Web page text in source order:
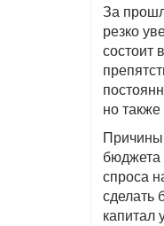
За
резко
состоит
но
бюджета
спроса
сделать
капитал